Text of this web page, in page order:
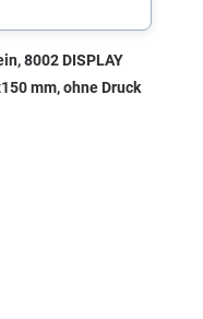
8002 DISPLAY
mm, ohne Druck